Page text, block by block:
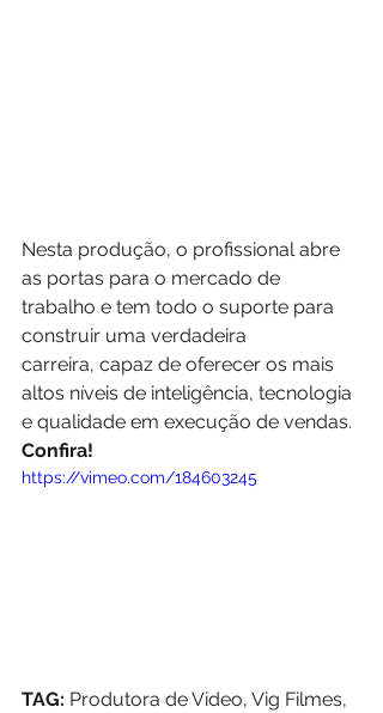
Nesta produção, o profissional abre
as portas para o mercado de
trabalho e tem todo o suporte para
construir uma verdadeira
carreira, capaz de oferecer os mais
altos níveis de inteligência, tecnologia
e qualidade em execução de vendas.
Confira!
https://vimeo.com/184603245
TAG: Produtora de Video, Vig Filmes,